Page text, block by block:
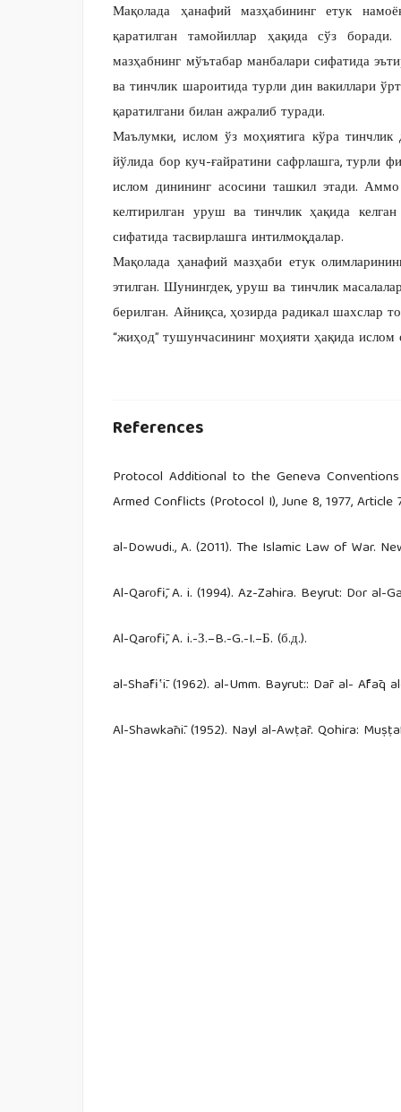
Мақолада ҳанафий мазҳабининг етук
қаратилган тамойиллар ҳақида сўз
мазҳабнинг мўътабар манбалари сифатида
ва тинчлик шароитида турли дин вакиллари
қаратилгани билан ажралиб туради.
Маълумки, ислом ўз моҳиятига кўра
йўлида бор куч-ғайратини сафрлашга, турли
ислом динининг асосини ташкил этади.
келтирилган уруш ва тинчлик ҳақида
сифатида тасвирлашга интилмоқдалар.
Мақолада ҳанафий мазҳаби етук
этилган. Шунингдек, уруш ва тинчлик
берилган. Айниқса, ҳозирда радикал шахслар
“жиҳод” тушунчасининг моҳияти ҳақида ислом
References
Protocol Additional to the Geneva
Armed Conflicts (Protocol I), June 8, 1977, Article
al-Dowudi., A. (2011). The Islamic Law of War.
Al-Qarоfī, A. i. (1994). Az-Zahira. Beyrut: Dоr al-
Al-Qarоfī, A. i.-З.–B.-G.-I.–Б. (б.д.).
al-Shāfi‛ī. (1962). al-Umm. Bayrut:: Dār al- Āfāq
Al-Shawkānī. (1952). Nayl al-Awṭār. Qohira: